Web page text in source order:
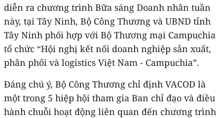
diễn ra chương trình Bữa sáng Doanh nhân tuần
này, tại Tây Ninh, Bộ Công Thương và UBND tỉnh
Tây Ninh phối hợp với Bộ Thương mại Campuchia
tổ chức “Hội nghị kết nối doanh nghiệp sản xuất,
phân phối và logistics Việt Nam - Campuchia”.
Đáng chú ý, Bộ Công Thương chỉ định VACOD là
một trong 5 hiệp hội tham gia Ban chỉ đạo và điều
hành chuỗi hoạt động liên quan đến chương trình